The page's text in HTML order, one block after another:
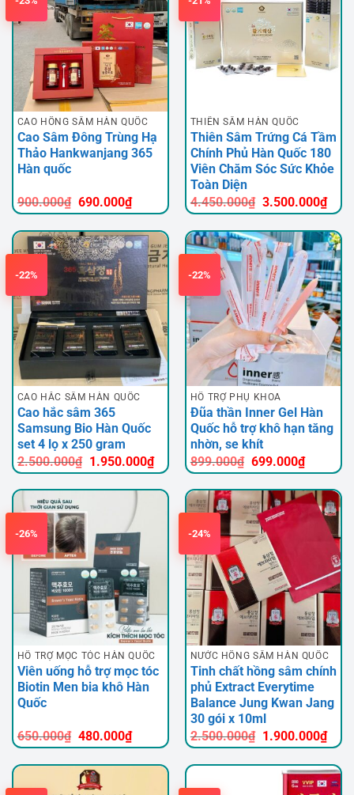
CAO HỒNG SÂM HÀN QUỐC
Cao Sâm Đông Trùng Hạ
Thảo Hankwanjang 365
Hàn quốc
900.000₫ 690.000₫
THIÊN SÂM HÀN QUỐC
Thiên Sâm Trứng Cá Tầm
Chính Phủ Hàn Quốc 180
Viên Chăm Sóc Sức Khỏe
Toàn Diện
4.450.000₫ Giá
gốc
là:
4.450.000₫.
3.500.000₫Giá
hiện
tại
là:
-22%
CAO HẮC SÂM HÀN QUỐC
Cao hắc sâm 365
Samsung Bio Hàn Quốc
set 4 lọ x 250 gram
2.500.000₫ Giá
gốc
là:
1.950.000₫Giá
hiện
tại
là:
1.950.000₫.
-22%
HỖ TRỢ PHỤ KHOA
Đũa thần Inner Gel Hàn
Quốc hỗ trợ khô hạn tăng
nhờn, se khít
899.000₫ Giá
gốc
là:
899.000₫.
699.000₫Giá
hiện
tại
là:
-26%
HỖ TRỢ MỌC TÓC HÀN QUỐC
Viên uống hỗ trợ mọc tóc
Biotin Men bia khô Hàn
Quốc
650.000₫ Giá
gốc
là:
650.000₫.
480.000₫Giá
hiện
tại
480.000₫.
-24%
NƯỚC HỒNG SÂM HÀN QUỐC
Tinh chất hồng sâm chính
phủ Extract Everytime
Balance Jung Kwan Jang
30 gói x 10ml
2.500.000₫ Giá
gốc
là:
2.500.000₫.
1.900.000₫Giá
hiện
tại
là: